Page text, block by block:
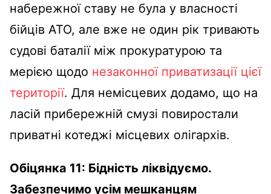
набережної ставу не була у власності
бійців АТО, але вже не один рік тривають
судові баталії між прокуратурою та
мерією щодо незаконної приватизації цієї
території. Для немісцевих додамо, що на
ласій прибережній смузі повиростали
приватні котеджі місцевих олігархів.
Обіцянка 11: Бідність ліквідуємо.
Забезпечимо усім мешканцям